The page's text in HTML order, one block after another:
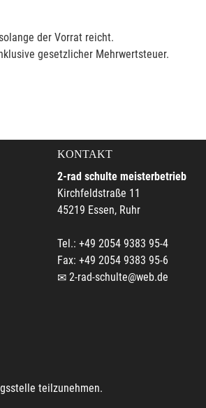
der Vorrat reicht.
gesetzlicher Mehrwertsteuer.
KONTAKT
2-rad schulte meisterbetrieb
Kirchfeldstraße 11
45219 Essen, Ruhr
Tel.: +49 2054 9383 95-4
Fax: +49 2054 9383 95-6
2-rad-schulte@web.de
teilzunehmen.